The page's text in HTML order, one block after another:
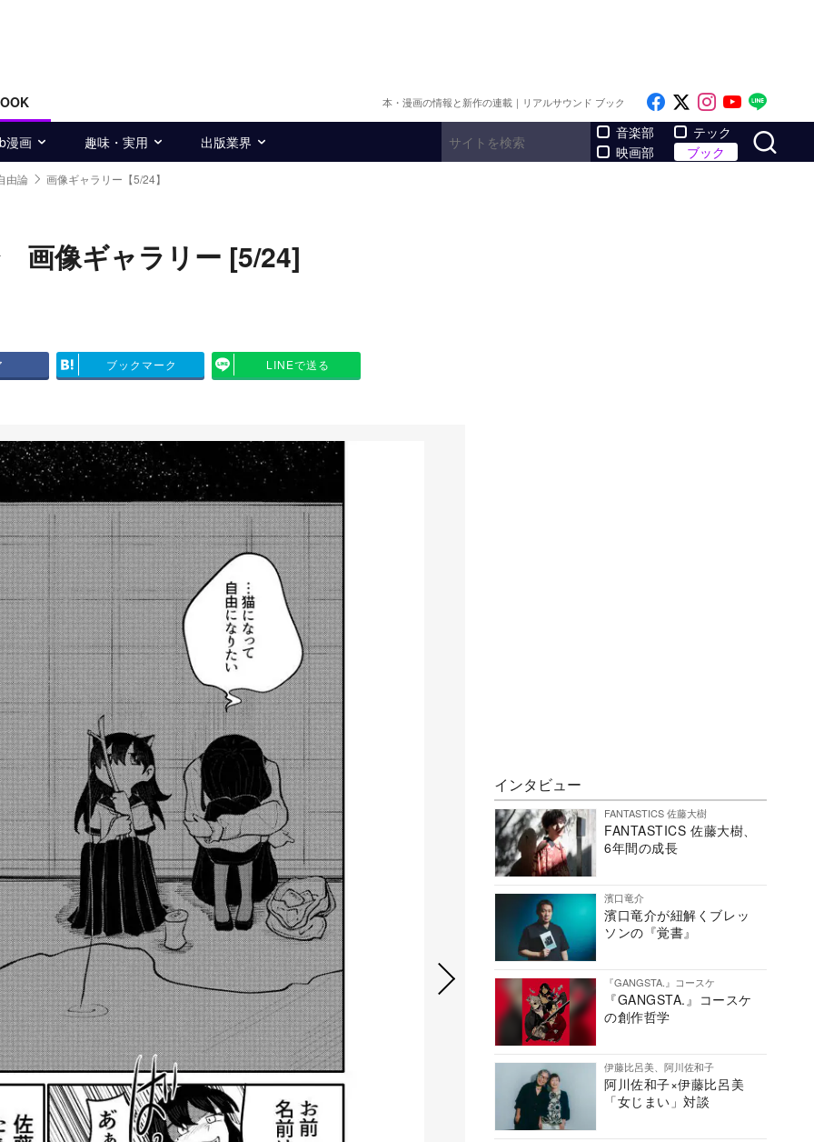
本・漫画の情報と新作の連載｜リアルサウンド ブック Like on Facebook
Follow on x
Follow on
Follow
漫画 趣味・実用 出版業界
音楽部
映画部
テック
ブック
由論 画像ギャラリー【5/24】
画像ギャラリー [5/24]
ブックマーク LINEで送る
インタビュー
FANTASTICS 佐藤大樹
FANTASTICS 佐藤大樹、
6年間の成長
濱口竜介
濱口竜介が紐解くブレッ
ソンの『覚書』
『GANGSTA.』コースケ
『GANGSTA.』コースケ
の創作哲学
伊藤比呂美、阿川佐和子
阿川佐和子×伊藤比呂美
「女じまい」対談